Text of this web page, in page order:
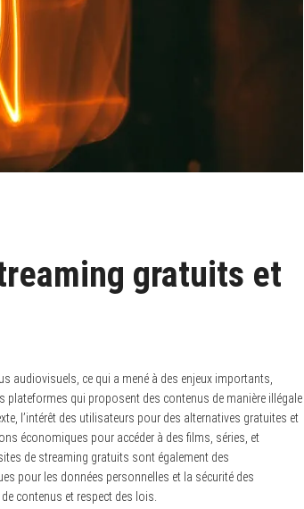
gratuits et
audiovisuels, ce qui a mené à des enjeux importants,
plateformes qui proposent des contenus de manière illégale
l’intérêt des utilisateurs pour des alternatives gratuites et
économiques pour accéder à des films, séries, et
de streaming gratuits sont également des
pour les données personnelles et la sécurité des
contenus et respect des lois.